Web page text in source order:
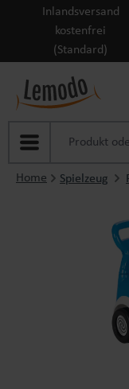
Zum Hauptinhalt springen
Inlandsversand
kostenfrei
(Standard)
Home Spielzeug